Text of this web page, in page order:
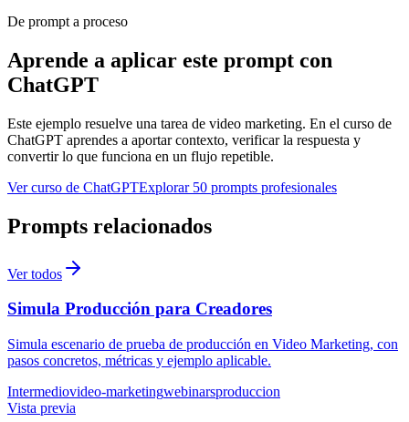
De prompt a proceso
Aprende a aplicar este prompt con
ChatGPT
Este ejemplo resuelve una tarea de video marketing. En el curso de
ChatGPT aprendes a aportar contexto, verificar la respuesta y
convertir lo que funciona en un flujo repetible.
Ver curso de ChatGPTExplorar 50 prompts profesionales
Prompts relacionados
Ver todos
Simula Producción para Creadores
Simula escenario de prueba de producción en Video Marketing, con
pasos concretos, métricas y ejemplo aplicable.
Intermediovideo-marketingwebinarsproduccion
Vista previa